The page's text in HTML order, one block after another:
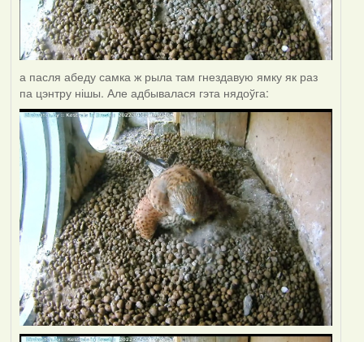
а пасля абеду самка ж рыла там гнездавую ямку як раз
па цэнтру нішы. Але адбывалася гэта нядоўга: